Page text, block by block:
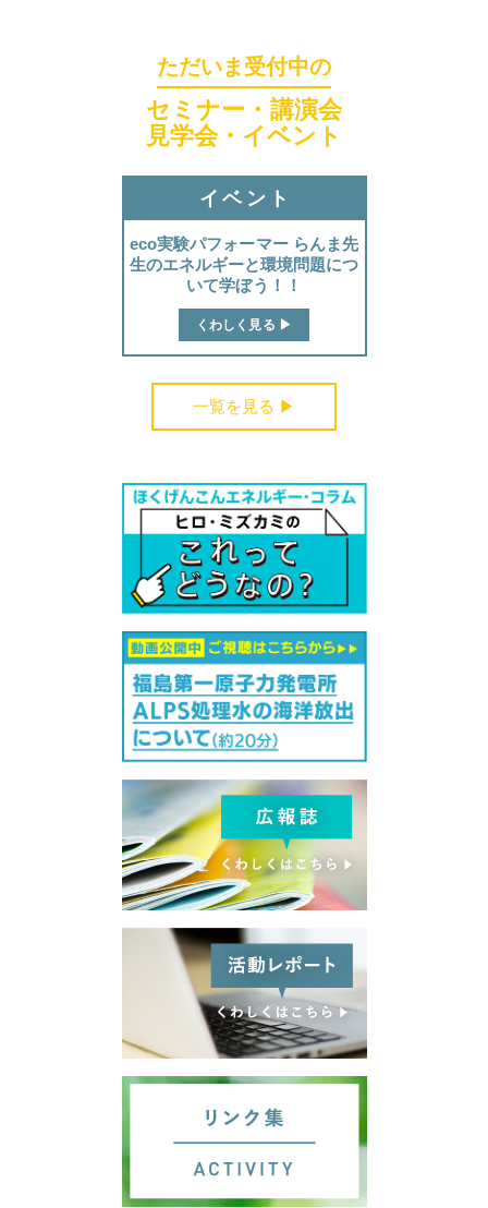
受付中のセミナー・講演会・見学会・イベント
サイトマップ
ただいま受付中の
セミナー・講演会
見学会・イベント
イベント
eco実験パフォーマー らんま先
生のエネルギーと環境問題につ
いて学ぼう！！
くわしく見る ▶︎
一覧を見る ▶︎